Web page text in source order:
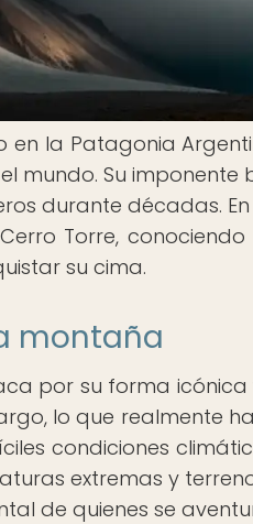
en la Patagonia
mundo. Su
durante décadas.
Torre,
su cima.
montaña
por su forma
lo que realmente
condiciones
extremas y
de quienes se